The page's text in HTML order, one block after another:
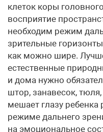
клеток коры
восприятие
необходим режим
зрительные
как можно шире.
естественные
и дома нужно
штор, занавесок,
мешает глазу
режиме дальнего
на эмоциональное